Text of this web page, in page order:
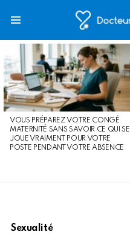
STORIES
VOUS PRÉPAREZ VOTRE CONGÉ
MATERNITÉ SANS SAVOIR CE QUI SE
JOUE VRAIMENT POUR VOTRE
POSTE PENDANT VOTRE ABSENCE
Sexualité